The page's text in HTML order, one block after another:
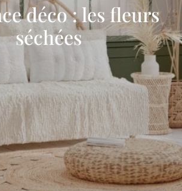
déco : les fleurs
séchées